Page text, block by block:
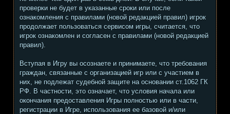
проверки не будет в указанные сроки или после
ознакомления с правилами (новой редакцией правил) игрок
продолжает пользоваться сервисом игры, считается, что
игрок ознакомлен и согласен с правилами (новой редакцией
правил).
Вступая в Игру вы осознаете и принимаете, что требования
граждан, связанные с организацией игр или с участием в
них, не подлежат судебной защите на основании ст.1062 ГК
РФ. В частности, это означает, что условия начала или
окончания предоставления Игры полностью или в части,
регистрации в Игре, использования ее базовой и/или